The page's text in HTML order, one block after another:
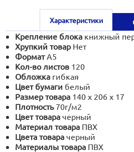
Характеристики
Крепление блока книжный
Хрупкий товар Нет
Формат А5
Кол-во листов 120
Обложка гибкая
Цвет бумаги белый
Размер товара 140 х 206 х 17
Плотность 70г/м2
Цвет товара черный
Материал товара ПВХ
Цвета товара черный
Материалы товара ПВХ